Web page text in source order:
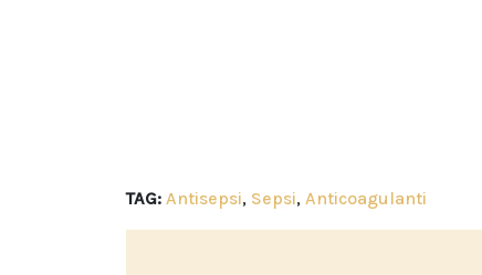
TAG: Antisepsi, Sepsi, Anticoagulanti